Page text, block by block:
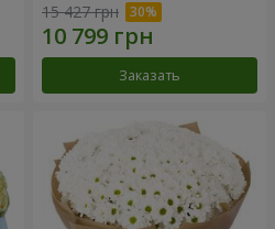
15 427 грн
Заказать